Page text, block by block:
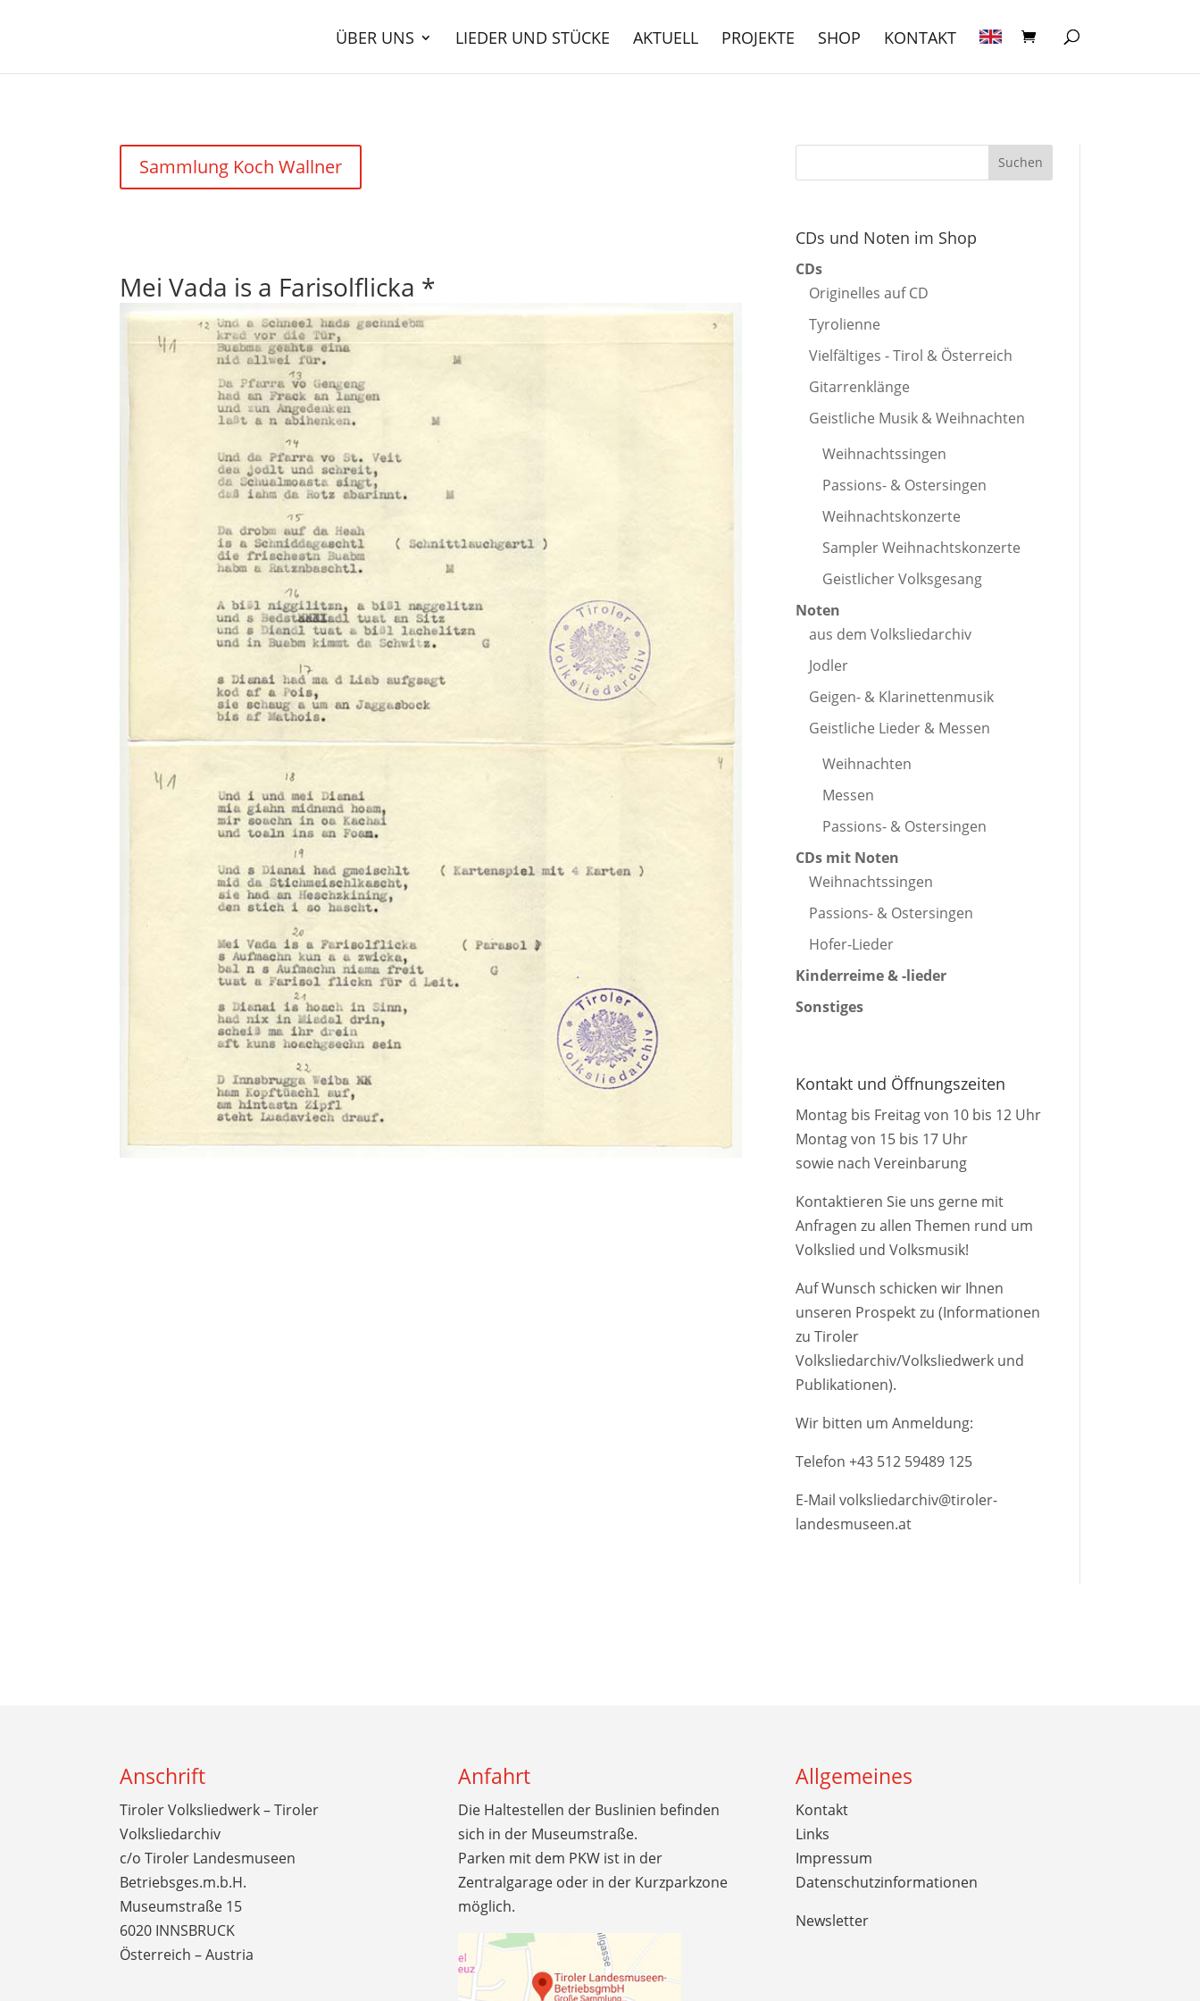
ÜBER UNS LIEDER UND STÜCKE AKTUELL PROJEKTE SHOP KONTAKT
Sammlung Koch Wallner
Mei Vada is a Farisolflicka *
CDs und Noten im Shop
CDs
Originelles auf CD
Tyrolienne
Vielfältiges - Tirol & Österreich
Gitarrenklänge
Geistliche Musik & Weihnachten
Weihnachtssingen
Passions- & Ostersingen
Weihnachtskonzerte
Sampler Weihnachtskonzerte
Geistlicher Volksgesang
Noten
aus dem Volksliedarchiv
Jodler
Geigen- & Klarinettenmusik
Geistliche Lieder & Messen
Weihnachten
Messen
Passions- & Ostersingen
CDs mit Noten
Weihnachtssingen
Passions- & Ostersingen
Hofer-Lieder
Kinderreime & -lieder
Sonstiges
Kontakt und Öffnungszeiten
Montag bis Freitag von 10 bis 12 Uhr
Montag von 15 bis 17 Uhr
sowie nach Vereinbarung
Kontaktieren Sie uns gerne mit
Anfragen zu allen Themen rund um
Volkslied und Volksmusik!
Auf Wunsch schicken wir Ihnen
unseren Prospekt zu (Informationen
zu Tiroler
Volksliedarchiv/Volksliedwerk und
Publikationen).
Wir bitten um Anmeldung:
Telefon +43 512 59489 125
E-Mail volksliedarchiv@tiroler-
landesmuseen.at
Anschrift
Tiroler Volksliedwerk – Tiroler
Volksliedarchiv
c/o Tiroler Landesmuseen
Betriebsges.m.b.H.
Museumstraße 15
6020 INNSBRUCK
Österreich – Austria
Anfahrt
Die Haltestellen der Buslinien befinden
sich in der Museumstraße.
Parken mit dem PKW ist in der
Zentralgarage oder in der Kurzparkzone
möglich.
Allgemeines
Kontakt
Links
Impressum
Datenschutzinformationen
Newsletter